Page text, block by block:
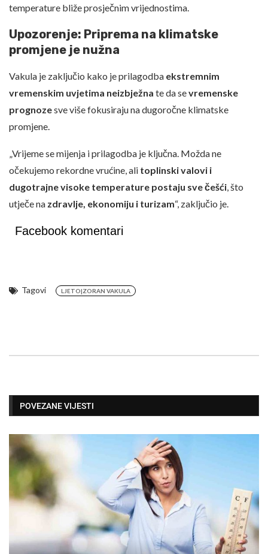
temperature bliže prosječnim vrijednostima.
Upozorenje: Priprema na klimatske
promjene je nužna
Vakula je zaključio kako je prilagodba ekstremnim
vremenskim uvjetima neizbježna te da sevremenske
prognozesve više fokusiraju na dugoročne klimatske
promjene.
„Vrijeme se mijenja i prilagodba je ključna. Možda ne
očekujemo rekordne vrućine, ali toplinski valovi i
dugotrajne visoke temperature postaju sve češći , što
utječe na zdravlje, ekonomiju i turizam“, zaključio je.
Facebook komentari
Tagovi LJETO|ZORAN VAKULA
POVEZANE VIJESTI